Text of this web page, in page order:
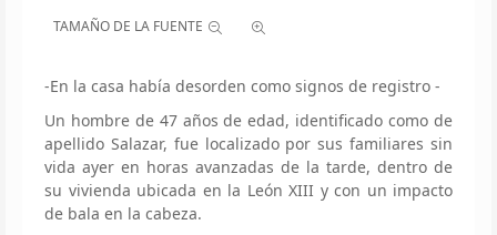
TAMAÑO DE LA FUENTE
-En la casa había desorden como signos de registro -
Un hombre de 47 años de edad, identificado como de
apellido Salazar, fue localizado por sus familiares sin
vida ayer en horas avanzadas de la tarde, dentro de
su vivienda ubicada en la León XIII y con un impacto
de bala en la cabeza.